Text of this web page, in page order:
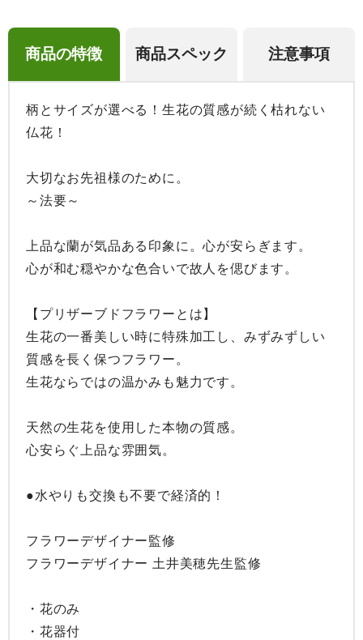
商品の特徴 商品スペック 注意事項
柄とサイズが選べる！生花の質感が続く枯れない
仏花！
大切なお先祖様のために。
～法要～
上品な蘭が気品ある印象に。心が安らぎます。
心が和む穏やかな色合いで故人を偲びます。
【プリザーブドフラワーとは】
生花の一番美しい時に特殊加工し、みずみずしい
質感を長く保つフラワー。
生花ならではの温かみも魅力です。
天然の生花を使用した本物の質感。
心安らぐ上品な雰囲気。
●水やりも交換も不要で経済的！
フラワーデザイナー監修
フラワーデザイナー 土井美穂先生監修
・花のみ